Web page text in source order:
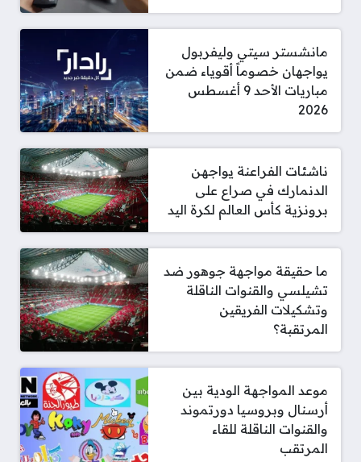
مانشستر سيتي وليفربول
يواجهان خصوماً أقوياء ضمن
مباريات الأحد 9 أغسطس
2026
ناشئات الفراعنة يواجهن
الدنمارك في صراع على
برونزية كأس العالم لكرة اليد
ما حقيقة مواجهة جوهور ضد
تشيلسي والقنوات الناقلة
وتشكيلات الفريقين
المرتقبة؟
موعد المواجهة الودية بين
أرسنال وبروسيا دورتموند
والقنوات الناقلة للقاء
المرتقب